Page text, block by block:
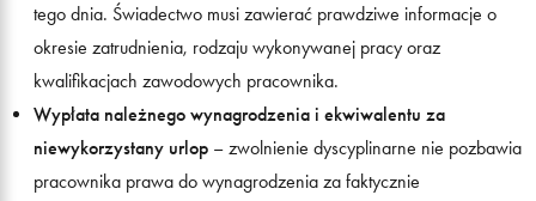
tego dnia. Świadectwo musi zawierać prawdziwe informacje o
okresie zatrudnienia, rodzaju wykonywanej pracy oraz
kwalifikacjach zawodowych pracownika.
Wypłata należnego wynagrodzenia i ekwiwalentu za
niewykorzystany urlop – zwolnienie dyscyplinarne nie pozbawia
pracownika prawa do wynagrodzenia za faktycznie